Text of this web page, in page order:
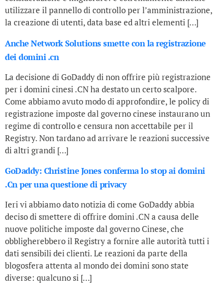
utilizzare il pannello di controllo per l’amministrazione,
la creazione di utenti, data base ed altri elementi […]
Anche Network Solutions smette con la registrazione
dei domini .cn
La decisione di GoDaddy di non offrire più registrazione
per i domini cinesi .CN ha destato un certo scalpore.
Come abbiamo avuto modo di approfondire, le policy di
registrazione imposte dal governo cinese instaurano un
regime di controllo e censura non accettabile per il
Registry. Non tardano ad arrivare le reazioni successive
di altri grandi […]
GoDaddy: Christine Jones conferma lo stop ai domini
.Cn per una questione di privacy
Ieri vi abbiamo dato notizia di come GoDaddy abbia
deciso di smettere di offrire domini .CN a causa delle
nuove politiche imposte dal governo Cinese, che
obbligherebbero il Registry a fornire alle autorità tutti i
dati sensibili dei clienti. Le reazioni da parte della
blogosfera attenta al mondo dei domini sono state
diverse: qualcuno si […]